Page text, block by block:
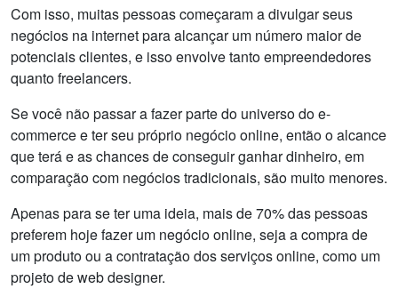
Com isso, muitas pessoas começaram a divulgar seus
negócios na internet para alcançar um número maior de
potenciais clientes, e isso envolve tanto empreendedores
quanto freelancers.
Se você não passar a fazer parte do universo do e-
commerce e ter seu próprio negócio online, então o alcance
que terá e as chances de conseguir ganhar dinheiro, em
comparação com negócios tradicionais, são muito menores.
Apenas para se ter uma ideia, mais de 70% das pessoas
preferem hoje fazer um negócio online, seja a compra de
um produto ou a contratação dos serviços online, como um
projeto de web designer.